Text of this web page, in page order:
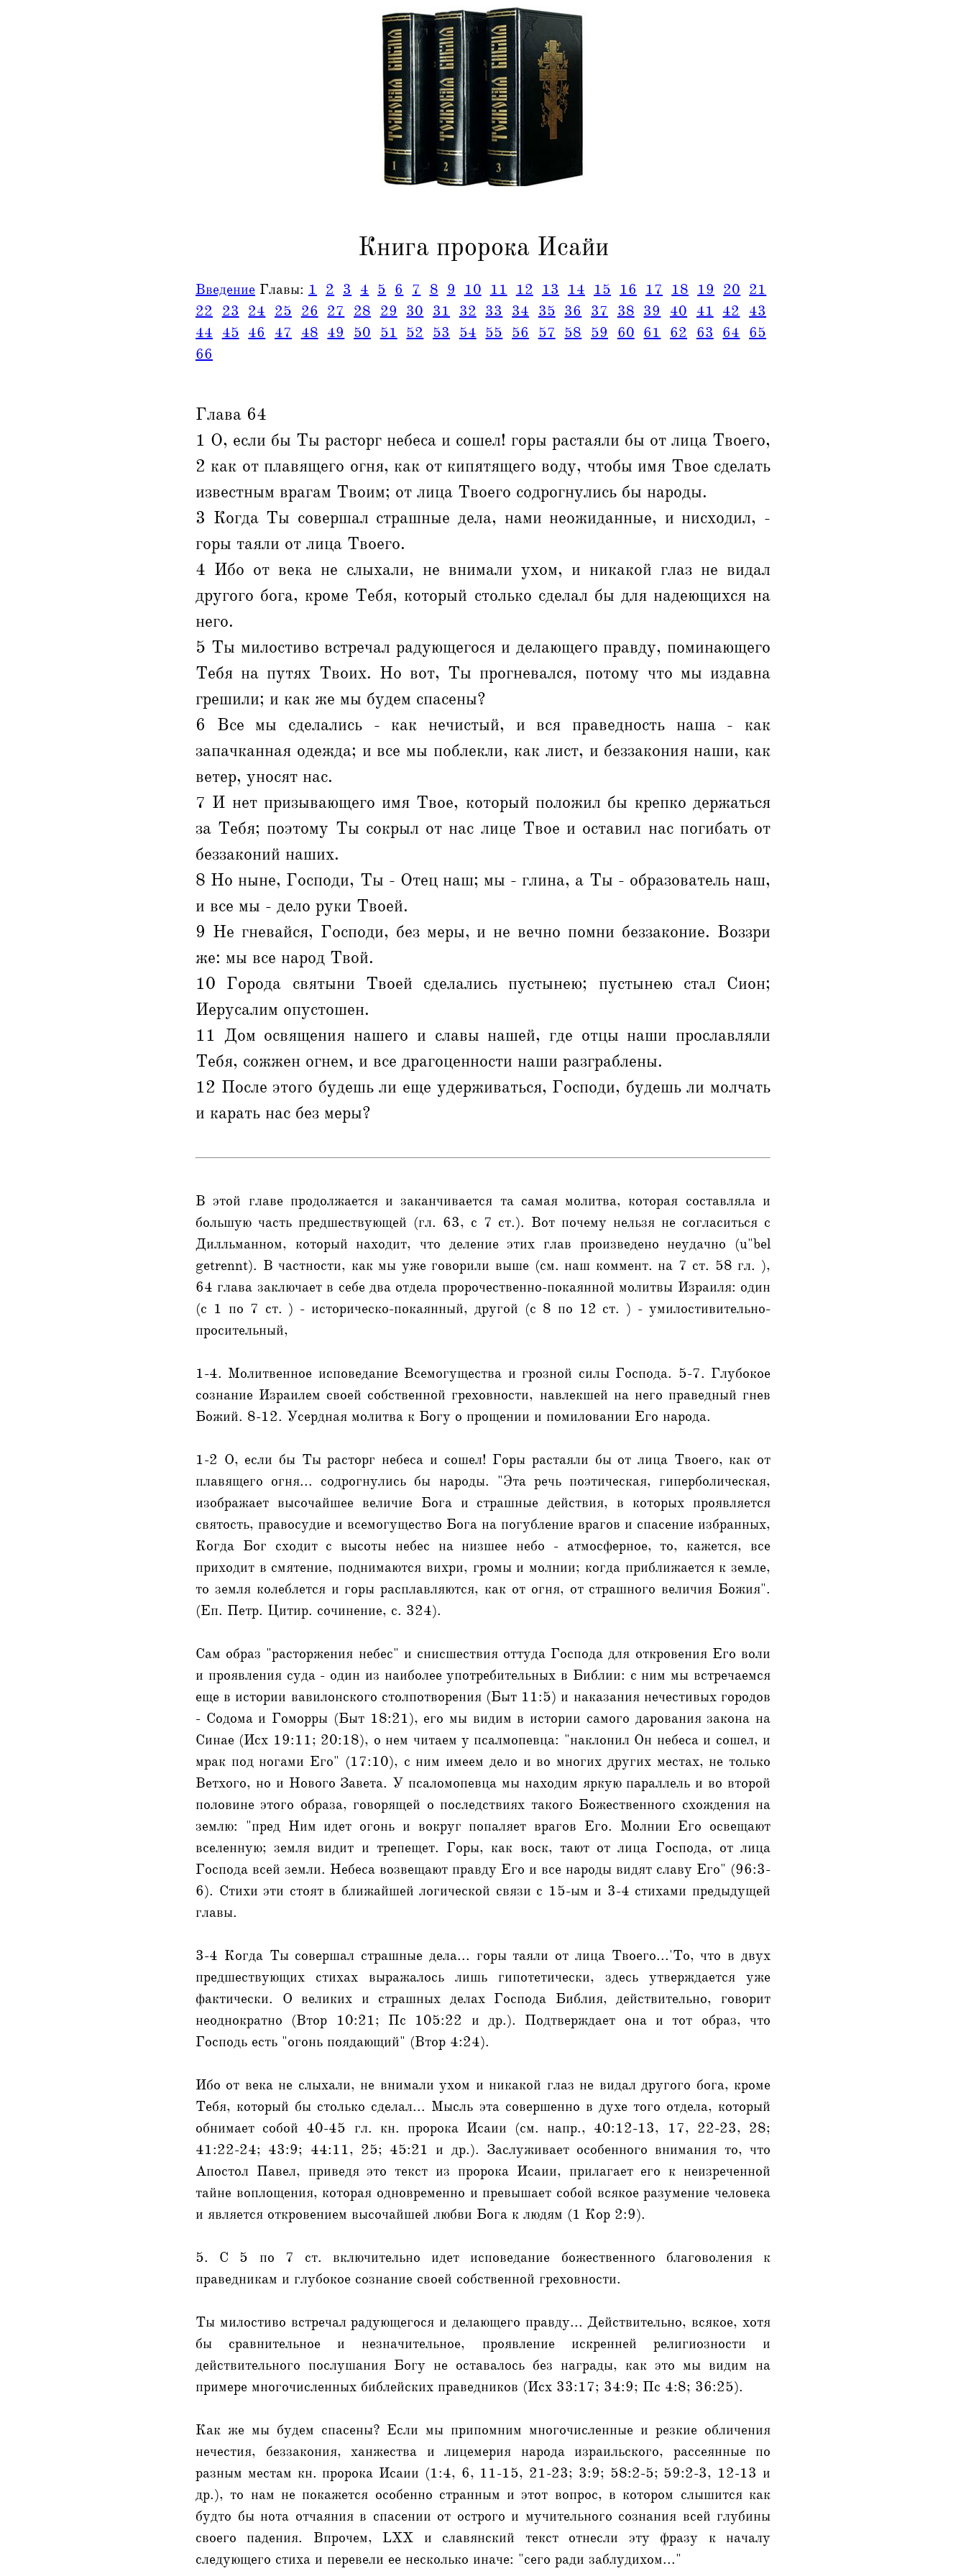
Книга пророка Исайи
Введение Главы: 1 2 3 4 5 6 7 8 9 10 11 12 13 14 15 16 17 18 19 20 21
22
23 24 25 26 27 28 29 30 31 32 33 34 35 36 37 38 39 40 41 42
43
44 45 46 47 48 49 50 51 52 53 54 55 56 57 58 59 60 61 62 63 64 65
66
Глава 64
1 О, если бы Ты расторг небеса и сошел! горы растаяли бы от лица Твоего,
2 как от плавящего огня, как от кипятящего воду, чтобы имя Твое сделать
известным врагам Твоим; от лица Твоего содрогнулись бы народы.
3 Когда Ты совершал страшные дела, нами неожиданные, и нисходил, -
горы таяли от лица Твоего.
4 Ибо от века не слыхали, не внимали ухом, и никакой глаз не видал
другого бога, кроме Тебя, который столько сделал бы для надеющихся на
него.
5 Ты милостиво встречал радующегося и делающего правду, поминающего
Тебя на путях Твоих. Но вот, Ты прогневался, потому что мы издавна
грешили; и как же мы будем спасены?
6 Все мы сделались - как нечистый, и вся праведность наша - как
запачканная одежда; и все мы поблекли, как лист, и беззакония наши, как
ветер, уносят нас.
7 И нет призывающего имя Твое, который положил бы крепко держаться
за Тебя; поэтому Ты сокрыл от нас лице Твое и оставил нас погибать от
беззаконий наших.
8 Но ныне, Господи, Ты - Отец наш; мы - глина, а Ты - образователь наш,
и все мы - дело руки Твоей.
9 Не гневайся, Господи, без меры, и не вечно помни беззаконие. Воззри
же: мы все народ Твой.
10 Города святыни Твоей сделались пустынею; пустынею стал Сион;
Иерусалим опустошен.
11 Дом освящения нашего и славы нашей, где отцы наши прославляли
Тебя, сожжен огнем, и все драгоценности наши разграблены.
12 После этого будешь ли еще удерживаться, Господи, будешь ли молчать
и карать нас без меры?
В этой главе продолжается и заканчивается та самая молитва, которая составляла и
большую часть предшествующей (гл. 63, с 7 ст.). Вот почему нельзя не согласиться с
Дилльманном, который находит, что деление этих глав произведено неудачно (u"bel
getrennt). В частности, как мы уже говорили выше (см. наш коммент. на 7 ст. 58 гл. ),
64 глава заключает в себе два отдела пророчественно-покаянной молитвы Израиля: один
(с 1 по 7 ст. ) - историческо-покаянный, другой (с 8 по 12 ст. ) - умилостивительно-
просительный,
1-4. Молитвенное исповедание Всемогущества и грозной силы Господа. 5-7. Глубокое
сознание Израилем своей собственной греховности, навлекшей на него праведный гнев
Божий. 8-12. Усердная молитва к Богу о прощении и помиловании Его народа.
1-2 О, если бы Ты расторг небеса и сошел! Горы растаяли бы от лица Твоего, как от
плавящего огня... содрогнулись бы народы. "Эта речь поэтическая, гиперболическая,
изображает высочайшее величие Бога и страшные действия, в которых проявляется
святость, правосудие и всемогущество Бога на погубление врагов и спасение избранных,
Когда Бог сходит с высоты небес на низшее небо - атмосферное, то, кажется, все
приходит в смятение, поднимаются вихри, громы и молнии; когда приближается к земле,
то земля колеблется и горы расплавляются, как от огня, от страшного величия Божия".
(Еп. Петр. Цитир. сочинение, с. 324).
Сам образ "расторжения небес" и снисшествия оттуда Господа для откровения Его воли
и проявления суда - один из наиболее употребительных в Библии: с ним мы встречаемся
еще в истории вавилонского столпотворения (Быт 11:5) и наказания нечестивых городов
- Содома и Гоморры (Быт 18:21), его мы видим в истории самого дарования закона на
Синае (Исх 19:11; 20:18), о нем читаем у псалмопевца: "наклонил Он небеса и сошел, и
мрак под ногами Его" (17:10), с ним имеем дело и во многих других местах, не только
Ветхого, но и Нового Завета. У псаломопевца мы находим яркую параллель и во второй
половине этого образа, говорящей о последствиях такого Божественного схождения на
землю: "пред Ним идет огонь и вокруг попаляет врагов Его. Молнии Его освещают
вселенную; земля видит и трепещет. Горы, как воск, тают от лица Господа, от лица
Господа всей земли. Небеса возвещают правду Его и все народы видят славу Его" (96:3-
6). Стихи эти стоят в ближайшей логической связи с 15-ым и 3-4 стихами предыдущей
главы.
3-4 Когда Ты совершал страшные дела... горы таяли от лица Твоего...'То, что в двух
предшествующих стихах выражалось лишь гипотетически, здесь утверждается уже
фактически. О великих и страшных делах Господа Библия, действительно, говорит
неоднократно (Втор 10:21; Пс 105:22 и др.). Подтверждает она и тот образ, что
Господь есть "огонь поядающий" (Втор 4:24).
Ибо от века не слыхали, не внимали ухом и никакой глаз не видал другого бога, кроме
Тебя, который бы столько сделал... Мысль эта совершенно в духе того отдела, который
обнимает собой 40-45 гл. кн. пророка Исаии (см. напр., 40:12-13, 17, 22-23, 28;
41:22-24; 43:9; 44:11, 25; 45:21 и др.). Заслуживает особенного внимания то, что
Апостол Павел, приведя это текст из пророка Исаии, прилагает его к неизреченной
тайне воплощения, которая одновременно и превышает собой всякое разумение человека
и является откровением высочайшей любви Бога к людям (1 Кор 2:9).
5. С 5 по 7 ст. включительно идет исповедание божественного благоволения к
праведникам и глубокое сознание своей собственной греховности.
Ты милостиво встречал радующегося и делающего правду... Действительно, всякое, хотя
бы сравнительное и незначительное, проявление искренней религиозности и
действительного послушания Богу не оставалось без награды, как это мы видим на
примере многочисленных библейских праведников (Исх 33:17; 34:9; Пс 4:8; 36:25).
Как же мы будем спасены? Если мы припомним многочисленные и резкие обличения
нечестия, беззакония, ханжества и лицемерия народа израильского, рассеянные по
разным местам кн. пророка Исаии (1:4, 6, 11-15, 21-23; 3:9; 58:2-5; 59:2-3, 12-13 и
др.), то нам не покажется особенно странным и этот вопрос, в котором слышится как
будто бы нота отчаяния в спасении от острого и мучительного сознания всей глубины
своего падения. Впрочем, LXX и славянский текст отнесли эту фразу к началу
следующего стиха и перевели ее несколько иначе: "сего ради заблудихом..."